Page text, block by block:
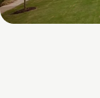
Galatyn B-